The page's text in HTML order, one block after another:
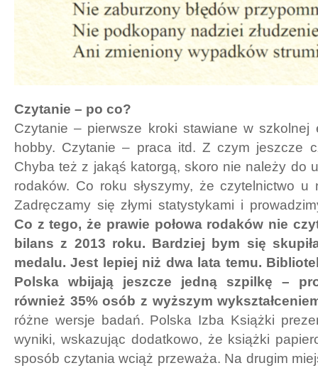
Czytanie – po co?
Czytanie – pierwsze kroki stawiane w szkolnej
hobby. Czytanie – praca itd. Z czym jeszcze
Chyba też z jakąś katorgą, skoro nie należy do
rodaków. Co roku słyszymy, że czytelnictwo u
Zadręczamy się złymi statystykami i
Co z tego, że prawie połowa rodaków nie
bilans z 2013 roku. Bardziej bym się
medalu. Jest lepiej niż dwa lata temu.
Polska wbijają jeszcze jedną szpilkę –
również 35% osób z wyższym
różne wersje badań. Polska Izba Książki
wyniki, wskazując dodatkowo, że książki
sposób czytania wciąż przeważa. Na drugim